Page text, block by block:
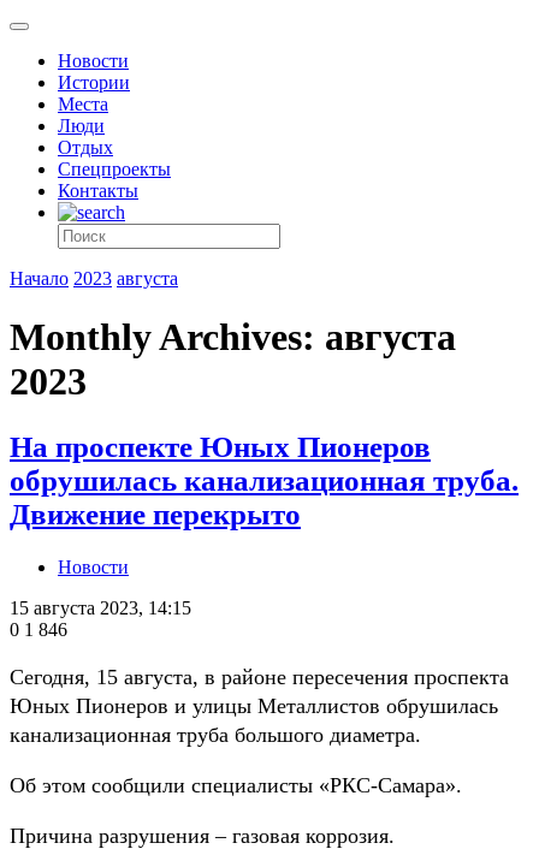
Новости
Истории
Места
Люди
Отдых
Спецпроекты
Контакты
Начало 2023 августа
Monthly Archives: августа
2023
На проспекте Юных Пионеров
обрушилась канализационная труба.
Движение перекрыто
Новости
15 августа 2023, 14:15
0 1 846
Сегодня, 15 августа, в районе пересечения проспекта
Юных Пионеров и улицы Металлистов обрушилась
канализационная труба большого диаметра.
Об этом сообщили специалисты «РКС-Самара».
Причина разрушения – газовая коррозия.